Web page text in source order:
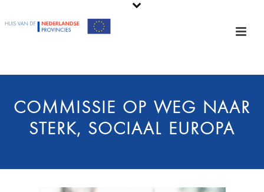
COMMISSIE OP WEG NAAR
STERK, SOCIAAL EUROPA